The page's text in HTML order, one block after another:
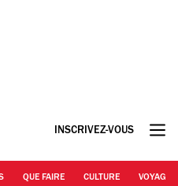
INSCRIVEZ-VOUS
QUE FAIRE CULTURE VOYAGE